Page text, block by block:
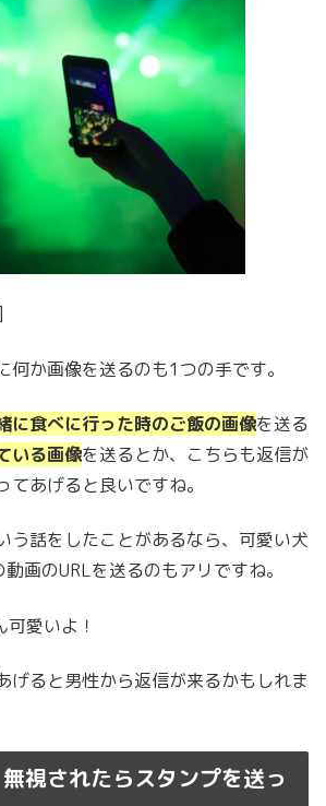
何か画像を送るのも1つの手です。
に食べに行った時のご飯の画像を送る
いる画像を送るとか、こちらも返信が
てあげると良いですね。
う話をしたことがあるなら、可愛い犬
画のURLを送るのもアリですね。
愛いよ！
げると男性から返信が来るかもしれま
視されたらスタンプを送っ